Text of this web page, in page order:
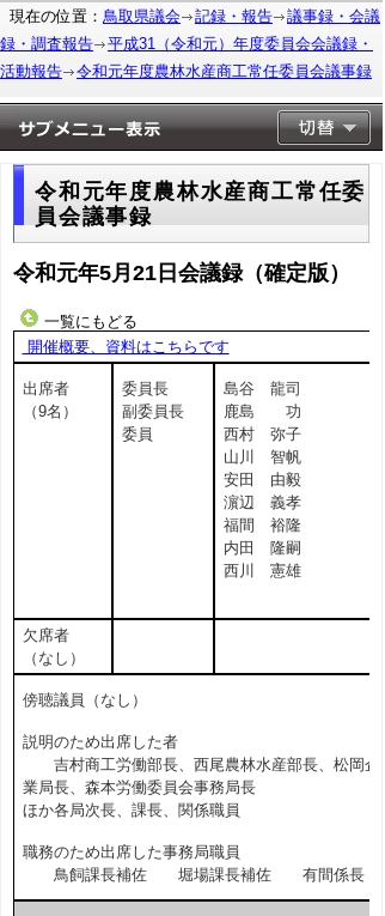
現在の位置： 鳥取県議会 記録・報告
議事録・会議
録・調査報告
平成31（令和元）年度委員会会議録・
活動報告
令和元年度農林水産商工常任委員会議事録
令和元年度農林水産商工常任委
員会議事録
令和元年5月21日会議録（確定版）
一覧にもどる
開催概要、資料はこちらです
出席者
（9名）
委員長
副委員長
委員
島谷 龍司
鹿島 功
西村 弥子
山川 智帆
安田 由毅
濵辺 義孝
福間 裕隆
内田 隆嗣
西川 憲雄
欠席者
（なし）
傍聴議員（なし）
説明のため出席した者
吉村商工労働部長、西尾農林水産部長、松岡企
業局長、森本労働委員会事務局長
ほか各局次長、課長、関係職員
職務のため出席した事務局職員
鳥飼課長補佐 堀場課長補佐 有間係長